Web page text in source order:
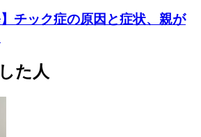
】チック症の原因と症状、親が
た人